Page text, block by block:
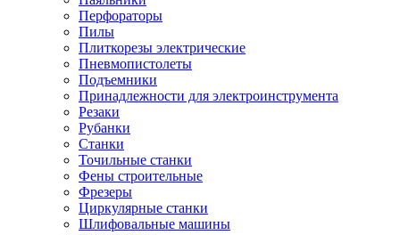
Перфораторы
Пилы
Плиткорезы электрические
Пневмопистолеты
Подъемники
Принадлежности для электроинструмента
Резаки
Рубанки
Станки
Точильные станки
Фены строительные
Фрезеры
Циркулярные станки
Шлифовальные машины